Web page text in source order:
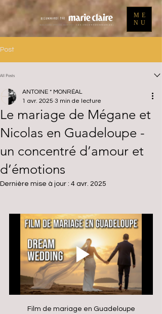
ME
NU
Post
All Posts
Le mariage de Mégane et
Nicolas en Guadeloupe -
un concentré d’amour et
d’émotions
ANTOINE * MONRÉAL
1 avr. 2025 3 min de lecture
Dernière mise à jour : 4 avr. 2025
Film de mariage en Guadeloupe